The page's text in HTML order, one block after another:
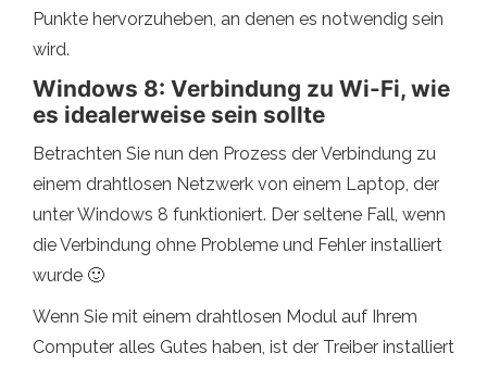
Punkte hervorzuheben, an denen es notwendig sein
wird.
Windows 8: Verbindung zu Wi-Fi, wie
es idealerweise sein sollte
Betrachten Sie nun den Prozess der Verbindung zu
einem drahtlosen Netzwerk von einem Laptop, der
unter Windows 8 funktioniert. Der seltene Fall, wenn
die Verbindung ohne Probleme und Fehler installiert
wurde 🙂
Wenn Sie mit einem drahtlosen Modul auf Ihrem
Computer alles Gutes haben, ist der Treiber installiert